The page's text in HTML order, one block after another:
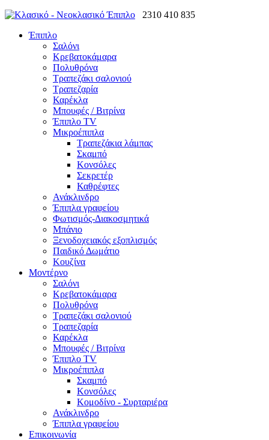
2310 410 835
Έπιπλο
Σαλόνι
Κρεβατοκάμαρα
Πολυθρόνα
Τραπεζάκι σαλονιού
Τραπεζαρία
Καρέκλα
Μπουφές / Βιτρίνα
Έπιπλο TV
Μικροέπιπλα
Τραπεζάκια λάμπας
Σκαμπό
Κονσόλες
Σεκρετέρ
Καθρέφτες
Ανάκλινδρο
Έπιπλα γραφείου
Φωτισμός-Διακοσμητικά
Μπάνιο
Ξενοδοχειακός εξοπλισμός
Παιδικό Δωμάτιο
Κουζίνα
Μοντέρνο
Σαλόνι
Κρεβατοκάμαρα
Πολυθρόνα
Τραπεζάκι σαλονιού
Τραπεζαρία
Καρέκλα
Μπουφές / Βιτρίνα
Έπιπλο TV
Μικροέπιπλα
Σκαμπό
Κονσόλες
Κομοδίνο - Συρταριέρα
Ανάκλινδρο
Έπιπλα γραφείου
Επικοινωνία